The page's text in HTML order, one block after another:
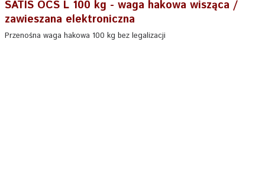
SATIS OCS L 100 kg - waga hakowa wisząca /
zawieszana elektroniczna
Przenośna waga hakowa 100 kg bez legalizacji